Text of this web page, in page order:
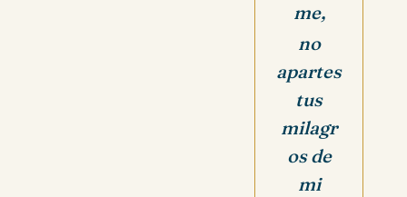
me,
no
apartes
tus
milagr
os de
mi